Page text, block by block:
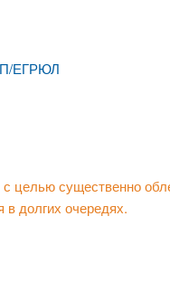
ЕГРЮЛ
целью существенно
в долгих очередях.